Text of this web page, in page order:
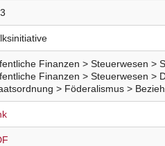
Finanzen > Steuerwesen >
Finanzen > Steuerwesen >
> Föderalismus >